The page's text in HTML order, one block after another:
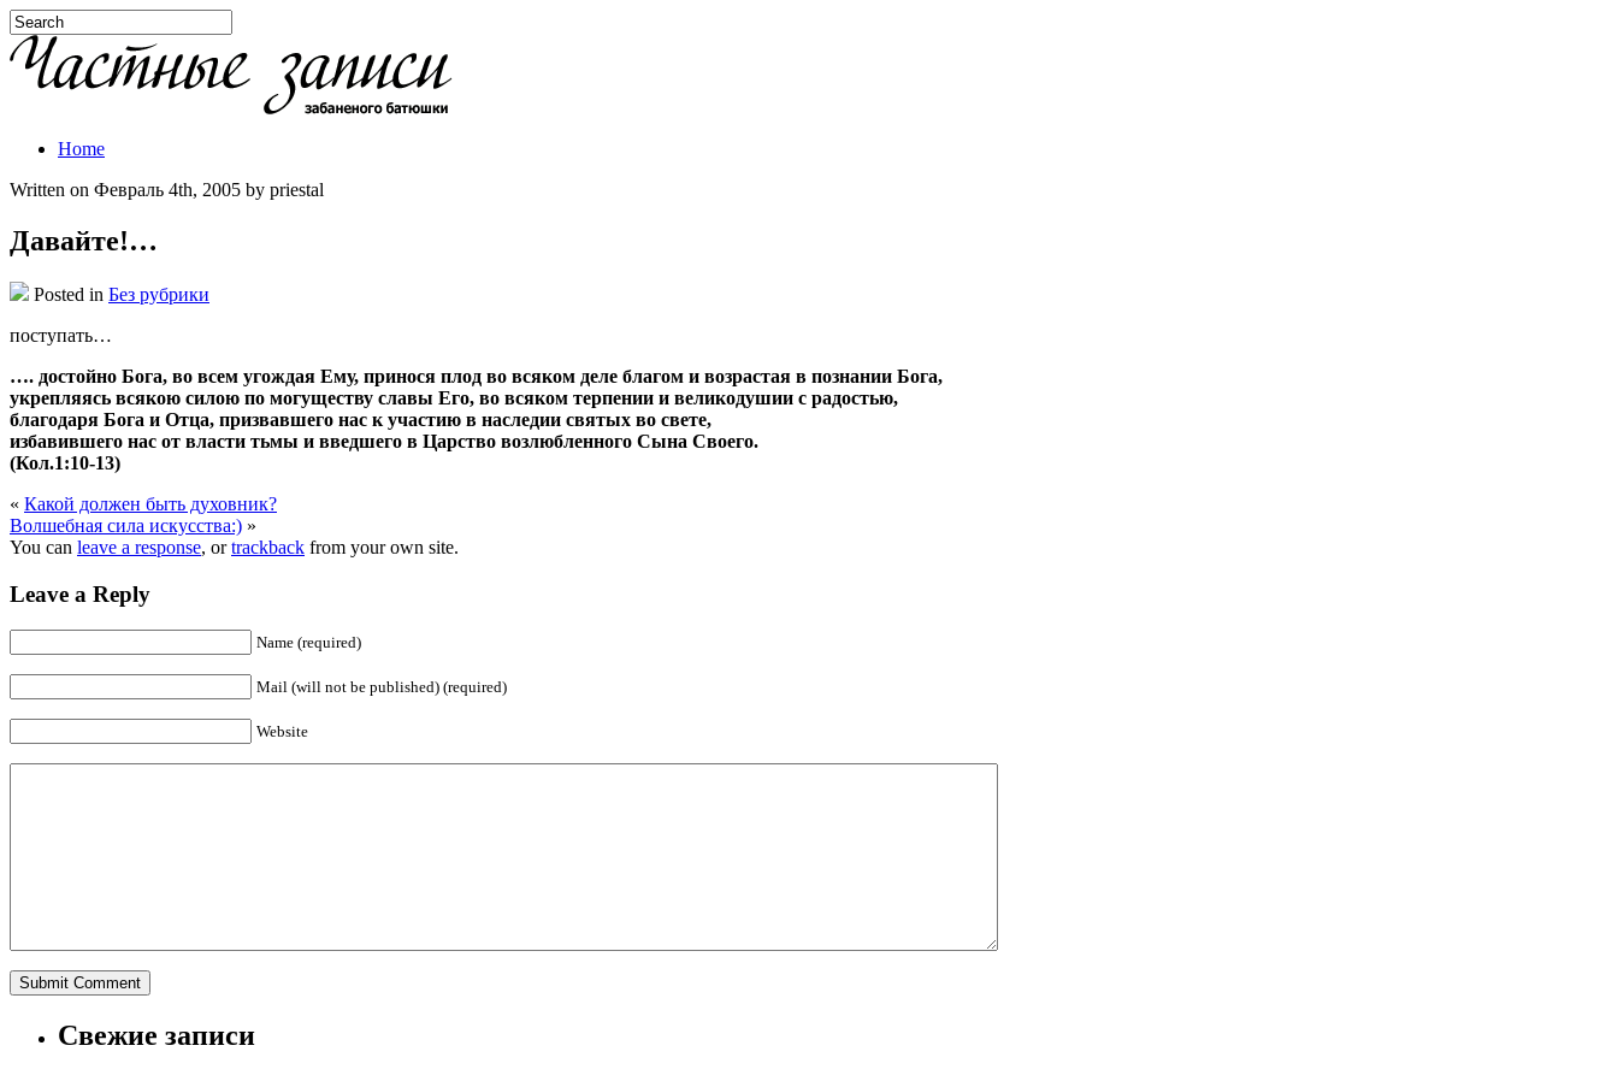
Home
Written on Февраль 4th, 2005 by priestal
Давайте!…
Posted in Без рубрики
поступать…
…. достойно Бога, во всем угождая Ему, принося плод во всяком деле благом и возрастая в познании Бога,
укрепляясь всякою силою по могуществу славы Его, во всяком терпении и великодушии с радостью,
благодаря Бога и Отца, призвавшего нас к участию в наследии святых во свете,
избавившего нас от власти тьмы и введшего в Царство возлюбленного Сына Своего.
(Кол.1:10-13)
« Какой должен быть духовник?
Волшебная сила искусства:) »
You can leave a response, ortrackback from your own site.
Leave a Reply
Name (required)
Mail (will not be published) (required)
Website
Свежие записи